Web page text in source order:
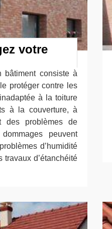
votre
bâtiment consiste à
protéger contre les
à la toiture
à la couverture, à
des problèmes de
peuvent
d’humidité
d’étanchéité